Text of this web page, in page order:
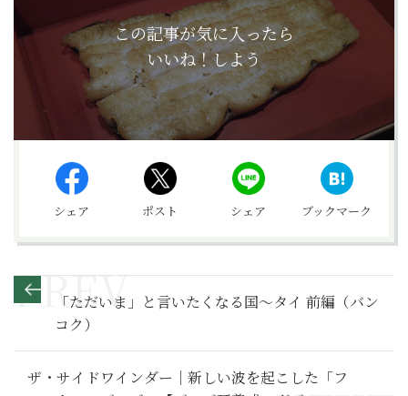
この記事が気に入ったら
いいね！しよう
シェア ポスト シェア ブックマーク
「ただいま」と言いたくなる国～タイ 前編（バン
コク）
ザ・サイドワインダー｜新しい波を起こした「フ